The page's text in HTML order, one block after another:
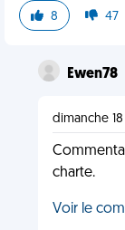
8 47
Ewen78
dimanche
charte.
Voir le